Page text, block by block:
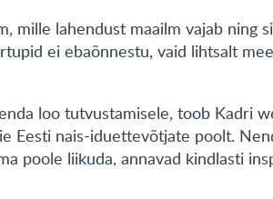
mille lahendust maailm vajab ning
ei ebaõnnestu, vaid lihtsalt
loo tutvustamisele, toob Kadri
Eesti nais-iduettevõtjate poolt.
poole liikuda, annavad kindlasti